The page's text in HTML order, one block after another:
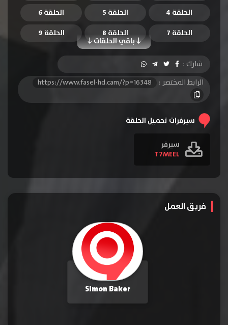
الحلقة 4
الحلقة 5 الحلقة 6
باقي الحلقات
الحلقة 7 الحلقة 8
الحلقة 9
الحلقة 10
الحلقة 11
الحلقة 13
الحلقة 14
الحلقة 15
شارك :
الرابط المختصر :
https://www.fasel-hd.cam/?p=16348
سيرفرات تحميل الحلقة
سيرفر
T7MEEL
فريق العمل
Simon Baker